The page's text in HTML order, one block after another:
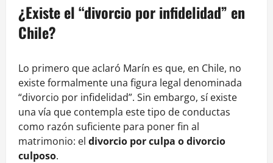
¿Existe el “divorcio por infidelidad” en
Chile?
Lo primero que aclaró Marín es que, en Chile, no
existe formalmente una figura legal denominada
“divorcio por infidelidad”. Sin embargo, sí existe
una vía que contempla este tipo de conductas
como razón suficiente para poner fin al
matrimonio: el divorcio por culpa o divorcio
culposo.